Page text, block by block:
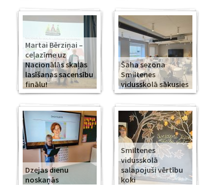
Martai Bērziņai –
ceļazīme uz
Nacionālās skaļās
lasīšanas sacensību
finālu!
Šaha sezona
Smiltenes
vidusskolā sākusies
Dzejas dienu
noskaņās
Smiltenes
vidusskolā
salapojuši vērtību
koki